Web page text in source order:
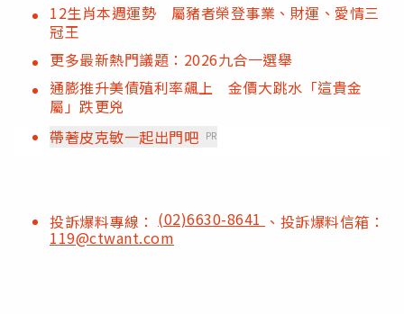
12生肖本週運勢 屬豬者榮登事業、財運、愛情三
冠王
更多最新熱門議題：2026九合一選舉
通膨推升美債殖利率飆上 金價大跳水「這貴金
屬」跌更兇
帶著皮克敏一起出門吧 PR
投訴爆料專線： (02)6630-8641 、投訴爆料信箱：
119@ctwant.com